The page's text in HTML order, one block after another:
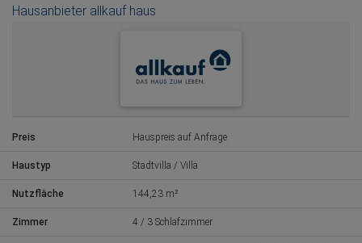
Hausanbieter allkauf haus
Preis Hauspreis auf Anfrage
Haustyp Stadtvilla / Villa
Nutzfläche 144,23 m²
Zimmer 4 / 3 Schlafzimmer